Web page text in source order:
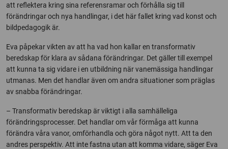
att reflektera kring sina referensramar och förhålla sig till
förändringar och nya handlingar, i det här fallet kring vad konst och
bildpedagogik är.
Eva påpekar vikten av att ha vad hon kallar en transformativ
beredskap för klara av sådana förändringar. Det gäller till exempel
att kunna ta sig vidare i en utbildning när vanemässiga handlingar
utmanas. Men det handlar även om andra situationer som präglas
av snabba förändringar.
– Transformativ beredskap är viktigt i alla samhälleliga
förändringsprocesser. Det handlar om vår förmåga att kunna
förändra våra vanor, omförhandla och göra något nytt. Att ta den
andres perspektiv. Att inte fastna utan att komma vidare, säger Eva